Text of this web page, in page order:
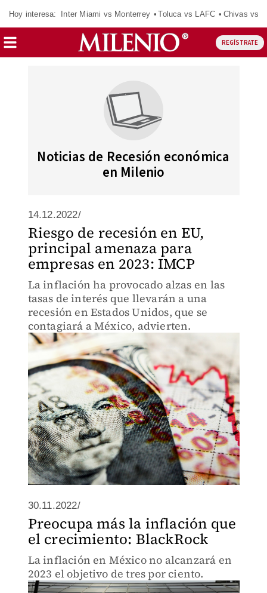
Hoy interesa: Inter Miami vs Monterrey Toluca vs LAFC Chivas vs
REGÍSTRATE
Noticias de Recesión económica
en Milenio
14.12.2022/
Riesgo de recesión en EU,
principal amenaza para
empresas en 2023: IMCP
La inflación ha provocado alzas en las
tasas de interés que llevarán a una
recesión en Estados Unidos, que se
contagiará a México, advierten.
30.11.2022/
Preocupa más la inflación que
el crecimiento: BlackRock
La inflación en México no alcanzará en
2023 el objetivo de tres por ciento.